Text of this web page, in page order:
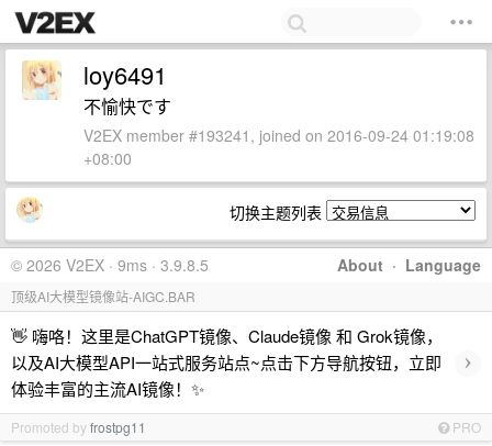
loy6491
不愉快です
V2EX member #193241, joined on 2016-09-24 01:19:08
+08:00
切换主题列表
About · Language
© 2026 V2EX · 9ms · 3.9.8.5
顶级AI大模型镜像站-AIGC.BAR
👋 嗨咯！这里是ChatGPT镜像、Claude镜像 和 Grok镜像，
以及AI大模型API一站式服务站点~点击下方导航按钮，立即
体验丰富的主流AI镜像！✨
›
Promoted byfrostpg11 PRO